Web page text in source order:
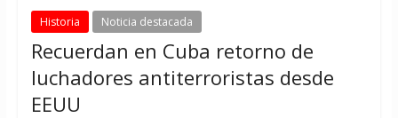
Historia Noticia destacada
Recuerdan en Cuba retorno de
luchadores antiterroristas desde
EEUU